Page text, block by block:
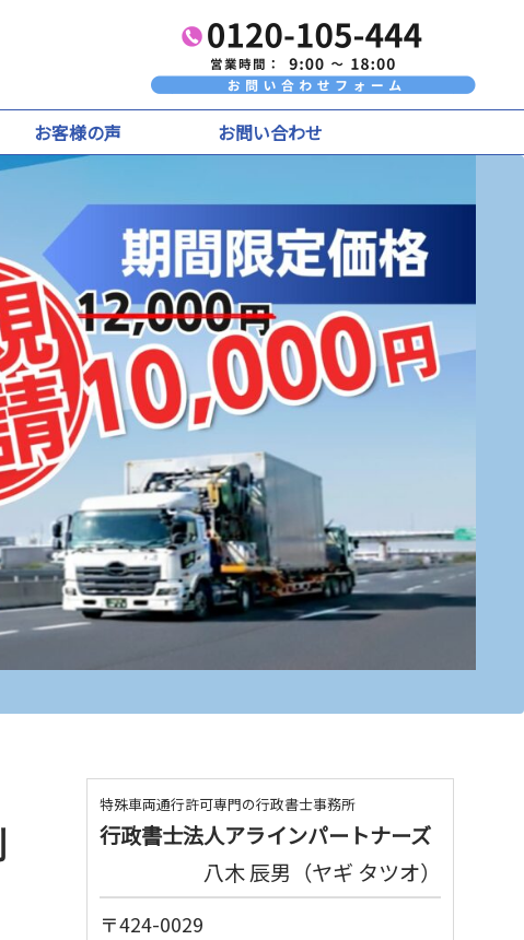
お客様の声 お問い合わせ
特殊車両通行許可専門の行政書士事務所
行政書士法人アラインパートナーズ
八木 辰男（ヤギ タツオ）
〒424-0029